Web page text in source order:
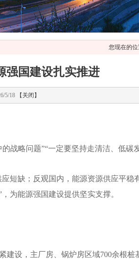
您现在的
强国建设扎实推进
5/18 【关闭】
战略问题”“一定要坚持走清洁、低碳
短缺；反观国内，能源资源供应平稳
为能源强国建设提供坚实支撑。
建设，主厂房、锅炉房区域700余根桩